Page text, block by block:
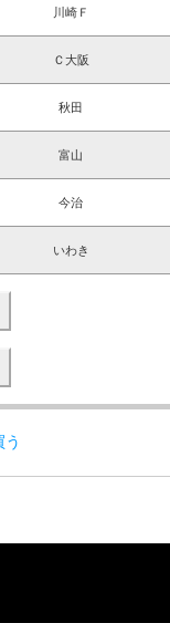
川崎Ｆ
Ｃ大阪
秋田
富山
今治
いわき